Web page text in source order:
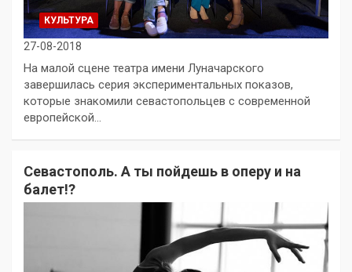
КУЛЬТУРА
27-08-2018
На малой сцене театра имени Луначарского
завершилась серия экспериментальных показов,
которые знакомили севастопольцев с современной
европейской…
Севастополь. А ты пойдешь в оперу и на
балет!?